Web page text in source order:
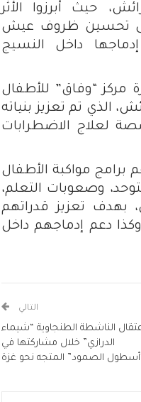
حيث أبرزوا الأثر
على تحسين ظروف عيش
داخل النسيج
مركز “وفاق” للأطفال
الذي تم تعزيز بنياته
لعلاج الاضطرابات
برامج مواكبة الأطفال
وصعوبات التعلم،
بهدف تعزيز قدراتهم
وكذا دعم إدماجهم داخل
التالي
الناشطة الطنجاوية “شيماء
الدرازي” خلال مشاركتها في
الصمود” المتجه نحو غزة